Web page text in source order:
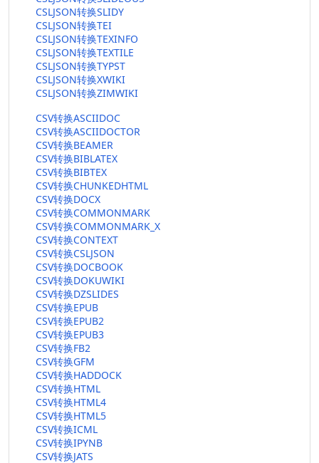
CSLJSON转换SLIDY
CSLJSON转换TEI
CSLJSON转换TEXINFO
CSLJSON转换TEXTILE
CSLJSON转换TYPST
CSLJSON转换XWIKI
CSLJSON转换ZIMWIKI
CSV转换ASCIIDOC
CSV转换ASCIIDOCTOR
CSV转换BEAMER
CSV转换BIBLATEX
CSV转换BIBTEX
CSV转换CHUNKEDHTML
CSV转换DOCX
CSV转换COMMONMARK
CSV转换COMMONMARK_X
CSV转换CONTEXT
CSV转换CSLJSON
CSV转换DOCBOOK
CSV转换DOKUWIKI
CSV转换DZSLIDES
CSV转换EPUB
CSV转换EPUB2
CSV转换EPUB3
CSV转换FB2
CSV转换GFM
CSV转换HADDOCK
CSV转换HTML
CSV转换HTML4
CSV转换HTML5
CSV转换ICML
CSV转换IPYNB
CSV转换JATS